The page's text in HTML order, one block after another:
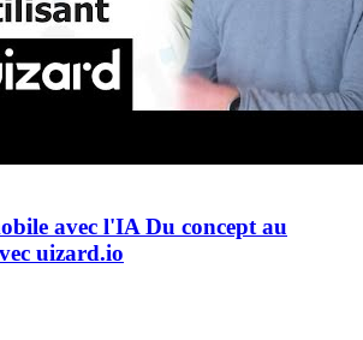
avec l'IA Du concept au
uizard.io